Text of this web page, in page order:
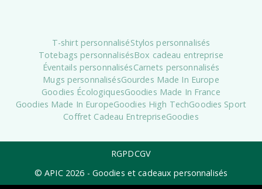
T-shirt personnaliséStylos personnalisés
Totebags personnalisésBox cadeau entreprise
Éventails personnalisésCarnets personnalisés
Mugs personnalisésGourdes Made In Europe
Goodies ÉcologiquesGoodies Made In France
Goodies Made In EuropeGoodies High TechGoodies Sport
Coffret Cadeau EntrepriseGoodies
RGPDCGV
© APIC 2026 - Goodies et cadeaux personnalisés